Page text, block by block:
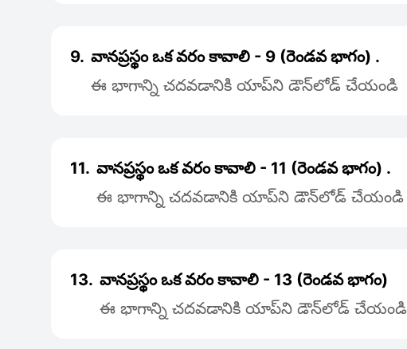
9. వానప్రస్థం ఒక వరం కావాలి - 9 (రెండవ భాగం) .
ఈ భాగాన్ని చదవడానికి యాప్‌ని డౌన్‌లోడ్ చేయండి
11. వానప్రస్థం ఒక వరం కావాలి - 11 (రెండవ భాగం) .
ఈ భాగాన్ని చదవడానికి యాప్‌ని డౌన్‌లోడ్ చేయండి
13. వానప్రస్థం ఒక వరం కావాలి - 13 (రెండవ భాగం)
ఈ భాగాన్ని చదవడానికి యాప్‌ని డౌన్‌లోడ్ చేయండి